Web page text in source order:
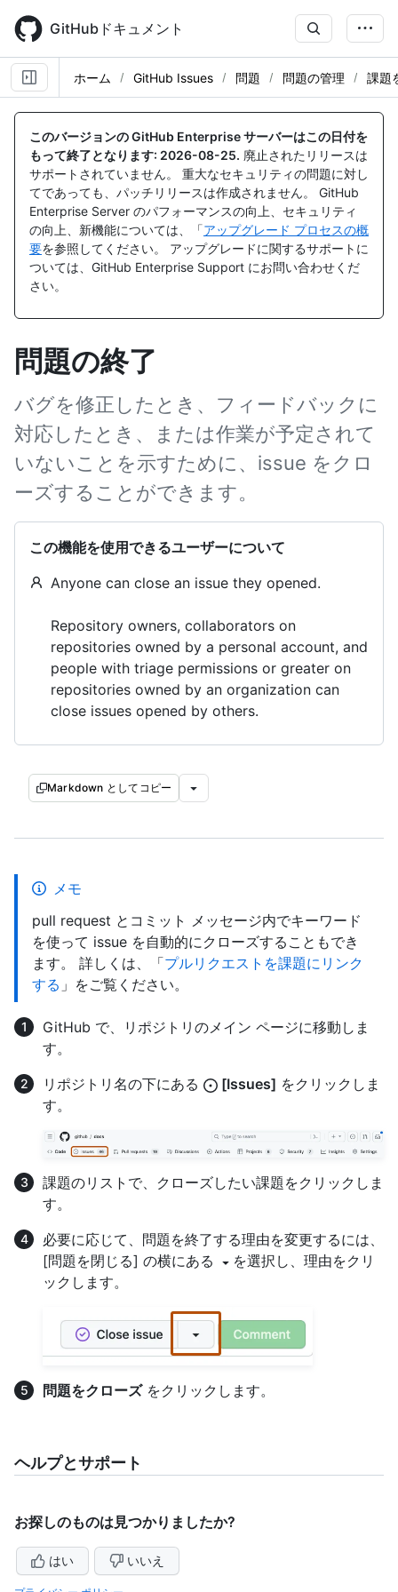
main
content
GitHubドキュメント
ホーム GitHub Issues 問題 問題の管理 課題
このバージョンの GitHub Enterprise サーバーはこの日付を
もって終了となります: 2026-08-25. 廃止されたリリースは
サポートされていません。 重大なセキュリティの問題に対し
てであっても、パッチリリースは作成されません。 GitHub
Enterprise Server のパフォーマンスの向上、セキュリティ
の向上、新機能については、「アップグレード プロセスの概
要を参照してください。 アップグレードに関するサポートに
ついては、GitHub Enterprise Support にお問い合わせくだ
さい。
問題の終了
バグを修正したとき、フィードバックに
対応したとき、または作業が予定されて
いないことを示すために、issue をクロ
ーズすることができます。
この機能を使用できるユーザーについて
Anyone can close an issue they opened.
Repository owners, collaborators on
repositories owned by a personal account, and
people with triage permissions or greater on
repositories owned by an organization can
close issues opened by others.
Markdown としてコピー
メモ
pull request とコミット メッセージ内でキーワード
を使って issue を自動的にクローズすることもでき
ます。 詳しくは、「プルリクエストを課題にリンク
する 」をご覧ください。
GitHub で、リポジトリのメイン ページに移動しま
す。
リポジトリ名の下にある
[Issues] をクリックしま
す。
課題のリストで、クローズしたい課題をクリックしま
す。
必要に応じて、問題を終了する理由を変更するには、
[問題を閉じる] の横にある
を選択し、理由をクリ
ックします。
問題をクローズをクリックします。
ヘルプとサポート
お探しのものは見つかりましたか?
はい いいえ